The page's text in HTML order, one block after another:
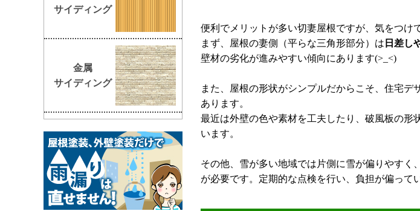
便利でメリットが多い切妻屋根ですが、気をつけ
まず、屋根の妻側（平らな三角形部分）は 日差し
壁材の劣化が進みやすい傾向にあります(>_<)
また、屋根の形状がシンプルだからこそ、住宅
あります。
最近は外壁の色や素材を工夫したり、破風板の形
います。
その他、雪が多い地域では片側に雪が偏りやすく
が必要です。定期的な点検を行い、負担が偏って
サイディング
金属
サイディング